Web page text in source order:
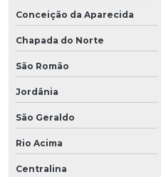
Conceição da Aparecida
Chapada do Norte
São Romão
Jordânia
São Geraldo
Rio Acima
Centralina